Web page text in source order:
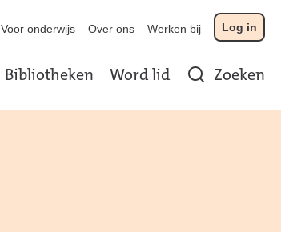
Bibliotheken Word lid Zoeken
Voor onderwijs Over ons Werken bij Log in